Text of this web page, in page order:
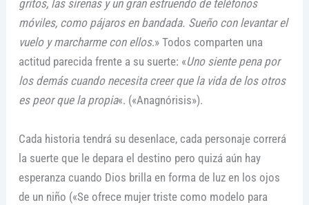
gritos, las sirenas y un gran estruendo de teléfonos
móviles, como pájaros en bandada. Sueño con levantar el
vuelo y marcharme con ellos.» Todos comparten una
actitud parecida frente a su suerte: «Uno siente pena por
los demás cuando necesita creer que la vida de los otros
es peor que la propia«. («Anagnórisis»).
Cada historia tendrá su desenlace, cada personaje correrá
la suerte que le depara el destino pero quizá aún hay
esperanza cuando Dios brilla en forma de luz en los ojos
de un niño («Se ofrece mujer triste como modelo para